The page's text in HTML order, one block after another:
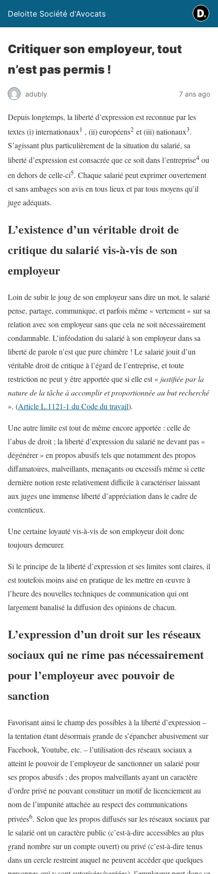
Deloitte Société d'Avocats
Critiquer son employeur, tout
n’est pas permis !
adubly 7 ans ago
Depuis longtemps, la liberté d’expression est reconnue par les
textes (i) internationaux1 , (ii) européens2 et (iii) nationaux3.
S’agissant plus particulièrement de la situation du salarié, sa
liberté d’expression est consacrée que ce soit dans l’entreprise4 ou
en dehors de celle-ci5. Chaque salarié peut exprimer ouvertement
et sans ambages son avis en tous lieux et par tous moyens qu’il
juge adéquats.
L’existence d’un véritable droit de
critique du salarié vis-à-vis de son
employeur
Loin de subir le joug de son employeur sans dire un mot, le salarié
pense, partage, communique, et parfois même « vertement » sur sa
relation avec son employeur sans que cela ne soit nécessairement
condamnable. L’inféodation du salarié à son employeur dans sa
liberté de parole n’est que pure chimère ! Le salarié jouit d’un
véritable droit de critique à l’égard de l’entreprise, et toute
restriction ne peut y être apportée que si elle est « justifiée par la
nature de la tâche à accomplir et proportionnée au but recherché
». (Article L.1121-1 du Code du travail).
Une autre limite est tout de même encore apportée : celle de
l’abus de droit ; la liberté d’expression du salarié ne devant pas «
dégénérer » en propos abusifs tels que notamment des propos
diffamatoires, malveillants, menaçants ou excessifs même si cette
dernière notion reste relativement difficile à caractériser laissant
aux juges une immense liberté d’appréciation dans le cadre de
contentieux.
Une certaine loyauté vis-à-vis de son employeur doit donc
toujours demeurer.
Si le principe de la liberté d’expression et ses limites sont claires, il
est toutefois moins aisé en pratique de les mettre en œuvre à
l’heure des nouvelles techniques de communication qui ont
largement banalisé la diffusion des opinions de chacun.
L’expression d’un droit sur les réseaux
sociaux qui ne rime pas nécessairement
pour l’employeur avec pouvoir de
sanction
Favorisant ainsi le champ des possibles à la liberté d’expression –
la tentation étant désormais grande de s’épancher abusivement sur
Facebook, Youtube, etc. – l’utilisation des réseaux sociaux a
atteint le pouvoir de l’employeur de sanctionner un salarié pour
ses propos abusifs ; des propos malveillants ayant un caractère
d’ordre privé ne pouvant constituer un motif de licenciement au
nom de l’impunité attachée au respect des communications
privées6. Selon que les propos diffusés sur les réseaux sociaux par
le salarié ont un caractère public (c’est-à-dire accessibles au plus
grand nombre sur un compte ouvert) ou privé (c’est-à-dire tenus
dans un cercle restreint auquel ne peuvent accéder que quelques